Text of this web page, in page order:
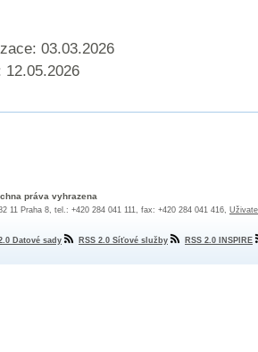
03.03.2026
12.05.2026
práva vyhrazena
11 Praha 8, tel.: +420 284 041 111, fax: +420 284 041 416,
Datové sady RSS 2.0 Síťové služby RSS 2.0 INSPIRE